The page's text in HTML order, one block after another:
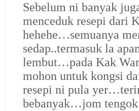
Sebelum ni banyak
menceduk resepi dari
hehehe…semuanya
sedap..termasuk la
lembut…pada Kak
mohon untuk kongsi
resepi ni pula
bebanyak…jom